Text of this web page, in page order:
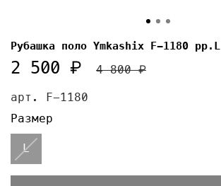
арт. F-1180
Рубашка поло Ymkashix F-1180 pp.L
2 500 ₽ 4 800 ₽
Размер
L